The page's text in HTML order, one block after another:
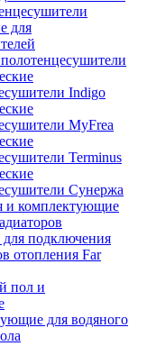
для
Indigo
MyFrea
Terminus
Сунержа
и комплектующие
подключения
отопления Far
пол и
для водяного